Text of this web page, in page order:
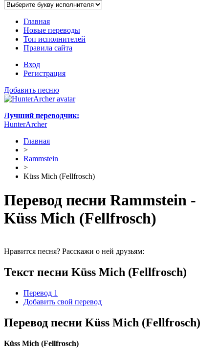
Главная
Новые переводы
Топ исполнителей
Правила сайта
Вход
Регистрация
Добавить песню
Лучший переводчик:
HunterArcher
Главная
>
Rammstein
>
Küss Mich (Fellfrosch)
Перевод песни Rammstein -
Küss Mich (Fellfrosch)
Нравится песня? Расскажи о ней друзьям:
Текст песни Küss Mich (Fellfrosch)
Перевод 1
Добавить свой перевод
Перевод песни Küss Mich (Fellfrosch)
Küss Mich (Fellfrosch)